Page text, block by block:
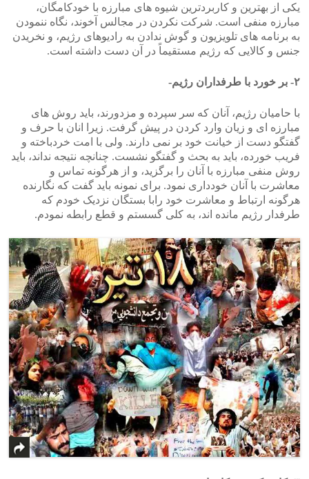
یکی از بهترین و کاربردترین شیوه های مبارزه با خودکامگان،
مبارزه منفی است. شرکت نکردن در مجالس آخوند، نگاه ننمودن
به برنامه های تلویزیون و گوش ندادن به رادیوهای رژیم، و نخریدن
جنس و کالایی که رژیم مستقیماً در آن دست داشته است.
۲- بر خورد با طرفداران رژیم-
با حامیان رژیم، آنان که سر سپرده و مزدورند، باید روش های
مبارزه ای و زیان وارد کردن در پیش گرفت. زیرا انان با حرف و
گفتگو دست از خیانت خود بر نمی دارند. ولی با امت خردباخته و
فریب خورده، باید به بحث و گفتگو نشست. چنانچه نتیجه نداند، باید
روش منفی مبارزه با آنان را برگزید، و از هرگونه تماس و
معاشرت با آنان خودداری نمود. برای نمونه باید گفت که نگارنده
هرگونه ارتباط و معاشرت خود رابا بستگان نزدیک خودم که
طرفدار رژیم مانده اند، به کلی گسستم و قطع رابطه نمودم.